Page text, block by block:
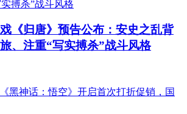
《归唐》预告公布：安史之乱背
、注重“写实搏杀”战斗风格